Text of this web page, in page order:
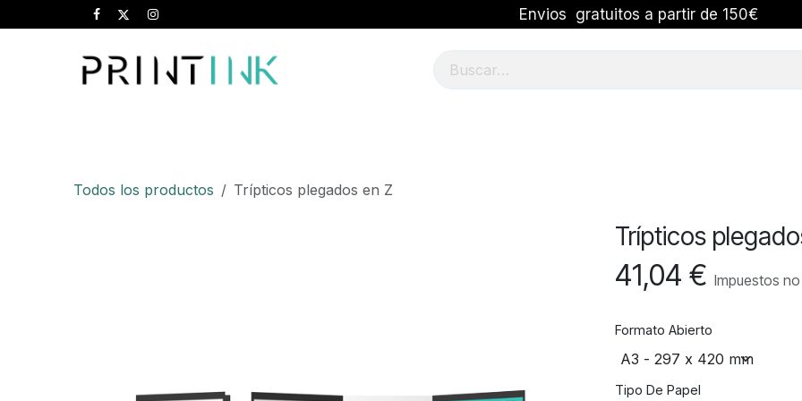
Ir al contenido Envios gratuitos a partir de 150€
Todos los productos Trípticos plegados en Z
Trípticos
41,04 € Impuestos
Formato Abierto
Tipo De Papel